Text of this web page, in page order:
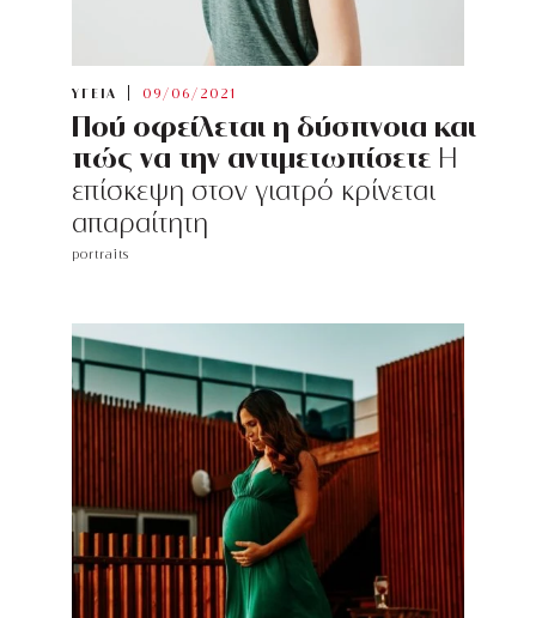
ΥΓΕΙΑ 09/06/2021
Πού οφείλεται η δύσπνοια και
πώς να την αντιμετωπίσετε Η
επίσκεψη στον γιατρό κρίνεται
απαραίτητη
portraits